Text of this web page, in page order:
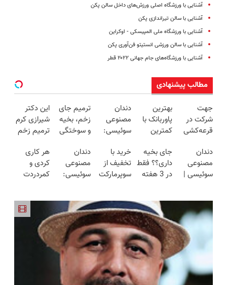
آشنایی با ورزشگاه اصلی ورزش‌های داخل سالن پکن
آشنایی با سالن تیراندازی پکن
آشنایی با ورزشگاه ملی المپیسکی - اوکراین
آشنایی با سالن ورزشی انستیتو فن‌آوری پکن
آشنایی با ورزشگاه‌های جام جهانی ۲۰۲۲ قطر
مطالب پیشنهادی
جهت
شرکت در
قرعه‌کشی
تومانی وارد
شوید
بهترین
پاوربانک با
کمترین
دندان
مصنوعی
سوئیسی:
فناوری
اروپا، سبک
و مقاوم |
قسطی
ترمیم جای
زخم، بخیه
و سوختگی
هفته!!😍
این دکتر
شیرازی کرم
ترمیم زخم
ساخت!!!
دندان
مصنوعی
سوئیسی |
طبیعی!
ویزیت
رایگان+پرداخت
اقساطی😍
جای بخیه
داری؟؟ فقط
در 3 هفته
خرید با
تخفیف از
سوپرمارکت
دندان
مصنوعی
سوئیسی:
📍تهران
هر کاری
کردی و
کمردردت
پرسشنامه و
دریافت راه
حل